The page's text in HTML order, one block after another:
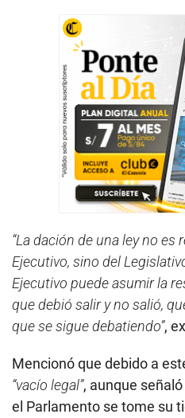
“La dación de una ley no es
Ejecutivo, sino del
Ejecutivo puede asumir la
que debió salir y no salió,
que se sigue debatiendo”,
Mencionó que debido a
“vacío legal”, aunque
el Parlamento se tome su